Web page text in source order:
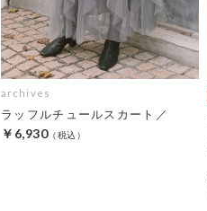
archives
ラッフルチュールスカート／
￥6,930